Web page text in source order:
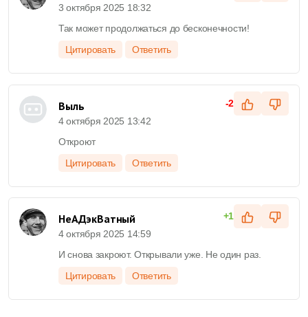
3 октября 2025 18:32
Так может продолжаться до бесконечности!
Цитировать
Ответить
Выль
4 октября 2025 13:42
-2
Откроют
Цитировать
Ответить
НеАДэкВатный
4 октября 2025 14:59
+1
И снова закроют. Открывали уже. Не один раз.
Цитировать
Ответить